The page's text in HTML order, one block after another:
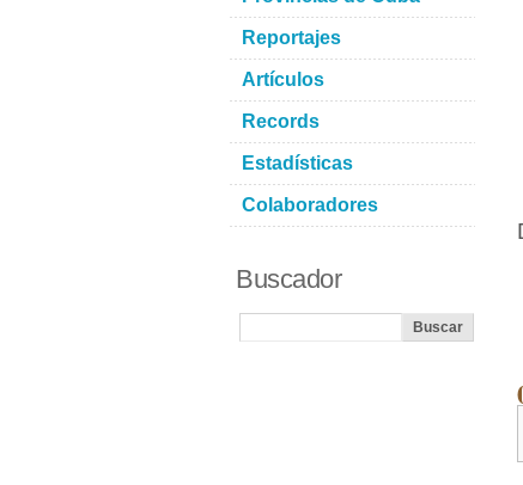
Reportajes
Artículos
Records
Estadísticas
Colaboradores
Buscador